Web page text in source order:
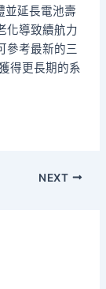
並延長電池壽
化導致續航力
參考最新的三
得更長期的系
NEXT